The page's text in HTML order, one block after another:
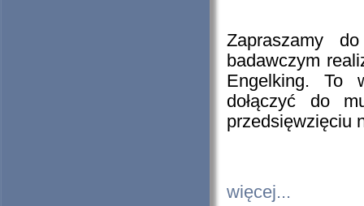
Zapraszamy
badawczym
Engelking. To
dołączyć do
przedsięwzięciu
więcej...